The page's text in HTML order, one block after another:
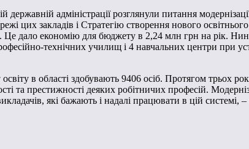
державній адміністрації розглянули питання
цих закладів і Стратегію створення нового
Це дало економію для бюджету в 2,24 млн грн на рік.
технічних училищ і 4 навчальних центри при
в області здобувають 9406 осіб. Протягом трьох
та престижності деяких робітничих професій.
які бажають і надалі працювати в цій системі,